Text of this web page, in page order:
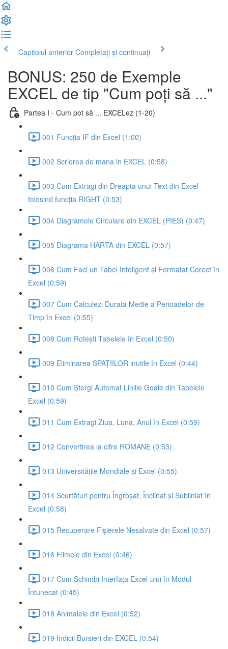
Capitolul anterior Completați și continuați
BONUS: 250 de Exemple
EXCEL de tip "Cum poți să ..."
Partea I - Cum pot să ... EXCELez (1-20)
001 Funcția IF din Excel (1:00)
002 Scrierea de mana in EXCEL (0:58)
003 Cum Extragi din Dreapta unui Text din Excel
folosind funcția RIGHT (0:53)
004 Diagramele Circulare din EXCEL (PIES) (0:47)
005 Diagrama HARTA din EXCEL (0:57)
006 Cum Faci un Tabel Inteligent și Formatat Corect în
Excel (0:59)
007 Cum Calculezi Durata Medie a Perioadelor de
Timp în Excel (0:55)
008 Cum Rotești Tabelele în Excel (0:50)
009 Eliminarea SPAȚIILOR inutile în Excel (0:44)
010 Cum Ștergi Automat Liniile Goale din Tabelele
Excel (0:59)
011 Cum Extragi Ziua, Luna, Anul în Excel (0:59)
012 Convertirea la cifre ROMANE (0:53)
013 Universitățile Mondiale și Excel (0:55)
014 Scurtături pentru Îngroșat, Înclinat și Subliniat în
Excel (0:58)
015 Recuperare Fișierele Nesalvate din Excel (0:57)
016 Filmele din Excel (0:46)
017 Cum Schimbi Interfața Excel-ului în Modul
Întunecat (0:45)
018 Animalele din Excel (0:52)
019 Indicii Bursieri din EXCEL (0:54)